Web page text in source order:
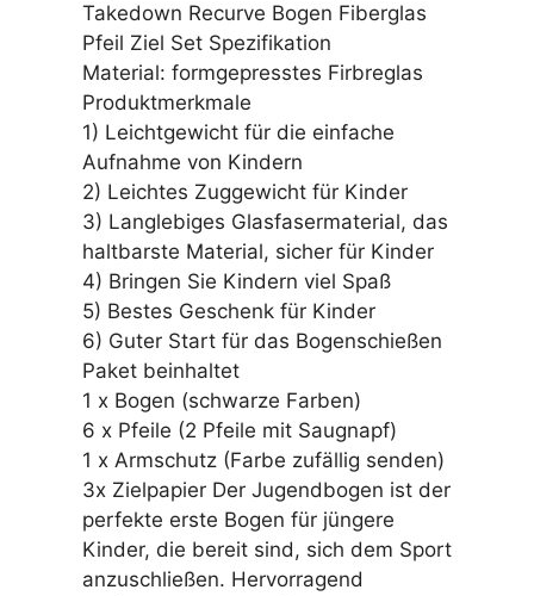
Takedown Recurve Bogen Fiberglas
Pfeil Ziel Set Spezifikation
Material: formgepresstes Firbreglas
Produktmerkmale
1) Leichtgewicht für die einfache
Aufnahme von Kindern
2) Leichtes Zuggewicht für Kinder
3) Langlebiges Glasfasermaterial, das
haltbarste Material, sicher für Kinder
4) Bringen Sie Kindern viel Spaß
5) Bestes Geschenk für Kinder
6) Guter Start für das Bogenschießen
Paket beinhaltet
1 x Bogen (schwarze Farben)
6 x Pfeile (2 Pfeile mit Saugnapf)
1 x Armschutz (Farbe zufällig senden)
3x Zielpapier Der Jugendbogen ist der
perfekte erste Bogen für jüngere
Kinder, die bereit sind, sich dem Sport
anzuschließen. Hervorragend